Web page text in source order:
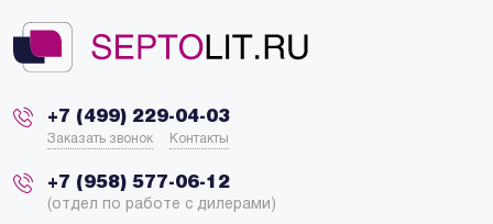
+7 (499) 229-04-03
Заказать звонок Контакты
+7 (958) 577-06-12
(отдел по работе с дилерами)